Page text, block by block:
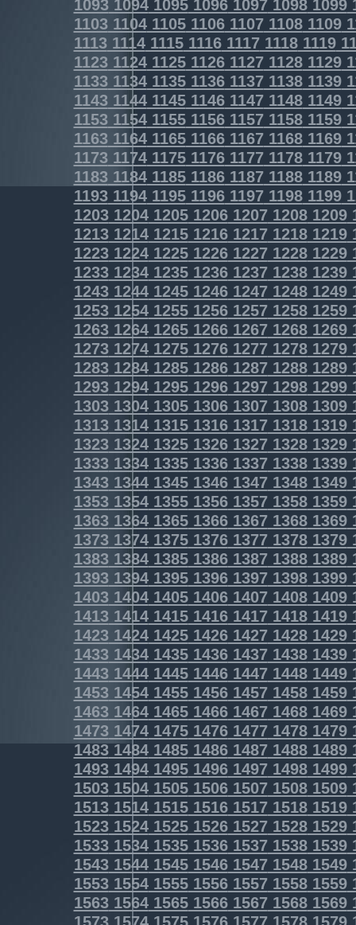
1093109410951096109710981099
1103110411051106110711081109
1113111411151116111711181119
1123112411251126112711281129
1133113411351136113711381139
1143114411451146114711481149
1153115411551156115711581159
1163116411651166116711681169
1173117411751176117711781179
1183118411851186118711881189
1193119411951196119711981199
1203120412051206120712081209
1213121412151216121712181219
1223122412251226122712281229
1233123412351236123712381239
1243124412451246124712481249
1253125412551256125712581259
1263126412651266126712681269
1273127412751276127712781279
1283128412851286128712881289
1293129412951296129712981299
1303130413051306130713081309
1313131413151316131713181319
1323132413251326132713281329
1333133413351336133713381339
1343134413451346134713481349
1353135413551356135713581359
1363136413651366136713681369
1373137413751376137713781379
1383138413851386138713881389
1393139413951396139713981399
1403140414051406140714081409
1413141414151416141714181419
1423142414251426142714281429
1433143414351436143714381439
1443144414451446144714481449
1453145414551456145714581459
1463146414651466146714681469
1473147414751476147714781479
1483148414851486148714881489
1493149414951496149714981499
1503150415051506150715081509
1513151415151516151715181519
1523152415251526152715281529
1533153415351536153715381539
1543154415451546154715481549
1553155415551556155715581559
1563156415651566156715681569